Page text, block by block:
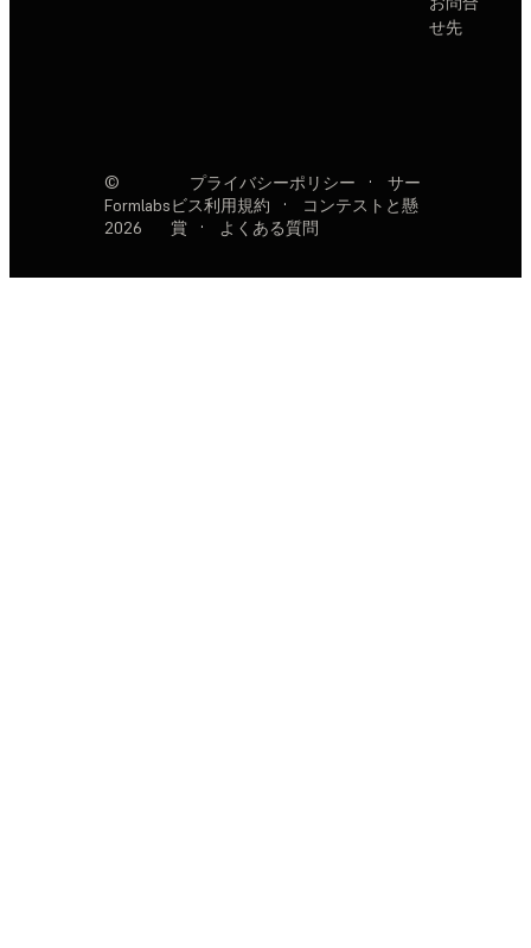
せ先
©
Formlabs
2026
プライバシーポリシー ·
サー
ビス利用規約
·
コンテストと懸
賞
· よくある質問